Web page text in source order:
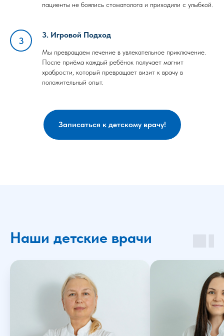
пациенты не боялись стоматолога и приходили с улыбкой.
3. Игровой Подход
Мы превращаем лечение в увлекательное приключение.
После приёма каждый ребёнок получает магнит
храбрости, который превращает визит к врачу в
положительный опыт.
Записаться к детскому врачу!
Наши детские врачи